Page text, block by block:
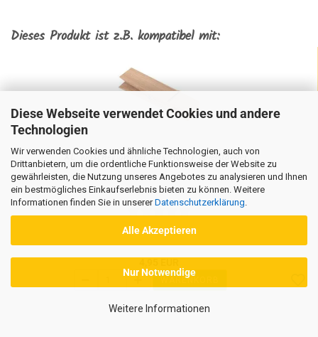
Diese Webseite verwendet Cookies und andere
Technologien
Wir verwenden Cookies und ähnliche Technologien, auch von
Drittanbietern, um die ordentliche Funktionsweise der Website zu
gewährleisten, die Nutzung unseres Angebotes zu analysieren und Ihnen
ein bestmögliches Einkaufserlebnis bieten zu können. Weitere
Informationen finden Sie in unsererDatenschutzerklärung
Alle Akzeptieren
Nur Notwendige
Weitere Informationen
Dieses Produkt ist z.B. kompatibel mit:
XL Wäscheklammer aus Holz | Spielständer...
WARENKORB